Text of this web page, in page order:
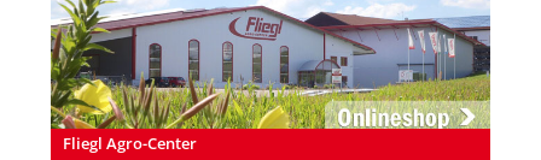
Fliegl Agro-Center